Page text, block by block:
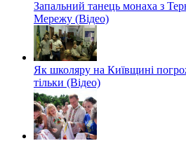
Запальний танець монаха з
Мережу (Відео)
Як школяру на Київщині
тільки (Відео)